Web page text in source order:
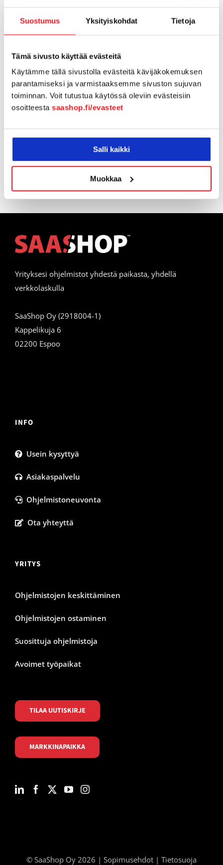
Suostumus Yksityiskohdat Tietoja
Tämä sivusto käyttää evästeitä
Käytämme tällä sivustolla evästeitä kävijäkokemuksen
parantamiseksi ja varmistaaksemme sivuston sujuvan
toiminnan. Voit tutustua käytössä oleviin evästeisiin
osoitteesta saashop.fi/evasteet
Salli kaikki
Muokkaa
SaaS-aiheiset artikkelit
SaaShop tuotteet & uutiset
Tiimi tutuksi
Tukiartikkelit
Vapaamuotoiset tarinoinnit
Webinaaritallenteet
Yrityksesi ohjelmistot yhdestä paikasta, yhdellä
verkkolaskulla
SaaShop Oy (2918004-1)
Kappelikuja 6
02200 Espoo
INFO
Usein kysyttyä
Asiakaspalvelu
Ohjelmistoneuvonta
Ota yhteyttä
YRITYS
Ohjelmistojen keskittäminen
Ohjelmistojen ostaminen
Suosittuja ohjelmistoja
Avoimet työpaikat
TILAA UUTISKIRJE
MARKKINAPAIKKA
© SaaShop Oy 2026 | Sopimusehdot | Tietosuoja